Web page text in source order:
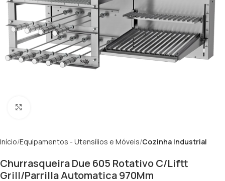
Início Equipamentos - Utensílios e Móveis Cozinha Industrial
Churrasqueira Due 605 Rotativo C/Liftt
Grill/Parrilla Automatica 970Mm